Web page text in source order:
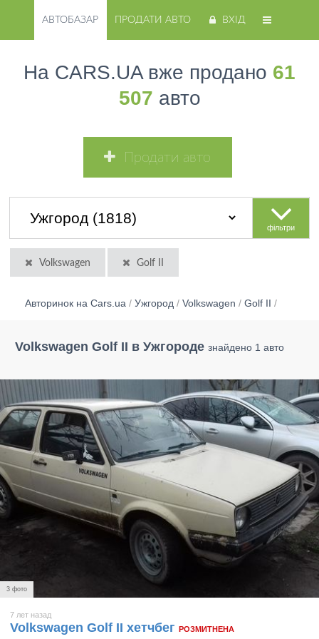
АВТОБАЗАР ПРОДАТИ АВТО ВХІД
На CARS.UA вже продано 61
507 авто
Продати авто
фільтри
Volkswagen Golf II
Авторинок на Cars.ua / Ужгород / Volkswagen / Golf II /
Volkswagen Golf II в Ужгороде знайдено 1 авто
3 фото
7 лет назад
Volkswagen Golf II хетчбег РОЗМИТНЕНА